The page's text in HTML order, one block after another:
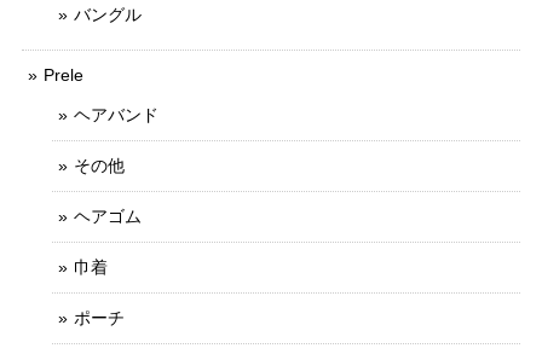
バングル
Prele
ヘアバンド
その他
ヘアゴム
巾着
ポーチ